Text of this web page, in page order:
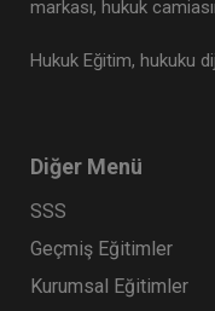
markası, hukuk
Hukuk Eğitim, hukuku
Diğer Menü
SSS
Geçmiş Eğitimler
Kurumsal Eğitimler